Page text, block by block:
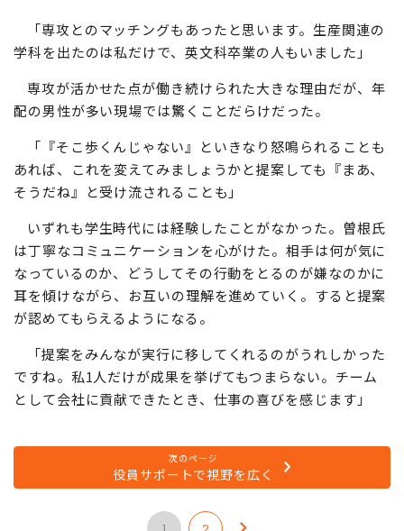
「専攻とのマッチングもあったと思います。生産関連の
学科を出たのは私だけで、英文科卒業の人もいました」
専攻が活かせた点が働き続けられた大きな理由だが、年
配の男性が多い現場では驚くことだらけだった。
「『そこ歩くんじゃない』といきなり怒鳴られることも
あれば、これを変えてみましょうかと提案しても『まあ、
そうだね』と受け流されることも」
いずれも学生時代には経験したことがなかった。曽根氏
は丁寧なコミュニケーションを心がけた。相手は何が気に
なっているのか、どうしてその行動をとるのが嫌なのかに
耳を傾けながら、お互いの理解を進めていく。すると提案
が認めてもらえるようになる。
「提案をみんなが実行に移してくれるのがうれしかった
ですね。私1人だけが成果を挙げてもつまらない。チーム
として会社に貢献できたとき、仕事の喜びを感じます」
次のページ
役員サポートで視野を広く